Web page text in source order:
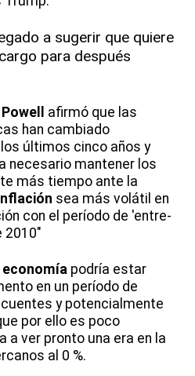
a sugerir que quiere
para después
Powell
afirmó que las
han cambiado
últimos cinco años y
necesario mantener los
más tiempo ante la
sea más volátil en
con el período de 'entre-
2010"
economía podría estar
en un período de
y potencialmente
por ello es poco
a ver pronto una era en la
al 0 %.